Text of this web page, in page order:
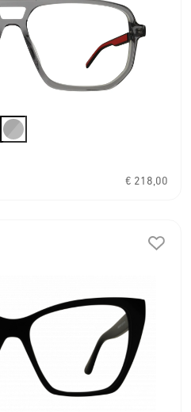
€ 218,00